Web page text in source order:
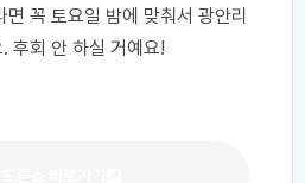
꼭 토요일 밤에 맞춰서 광안리
후회 안 하실 거예요!